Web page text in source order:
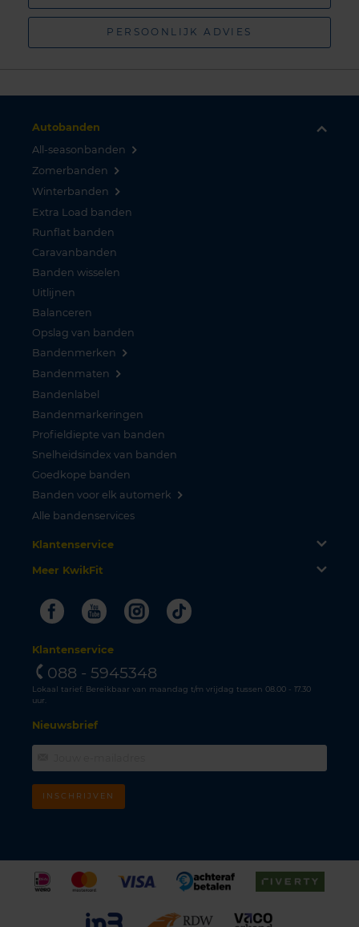
PERSOONLIJK ADVIES
Autobanden
All-seasonbanden
Zomerbanden
Winterbanden
Extra Load banden
Runflat banden
Caravanbanden
Banden wisselen
Uitlijnen
Balanceren
Opslag van banden
Bandenmerken
Bandenmaten
Bandenlabel
Bandenmarkeringen
Profieldiepte van banden
Snelheidsindex van banden
Goedkope banden
Banden voor elk automerk
Alle bandenservices
Klantenservice
Meer KwikFit
FacebookYoutubeInstagram
Tiktok
Klantenservice
088 - 5945348
Lokaal tarief. Bereikbaar van maandag t/m vrijdag tussen 08.00 - 17.30
uur.
Nieuwsbrief
INSCHRIJVEN